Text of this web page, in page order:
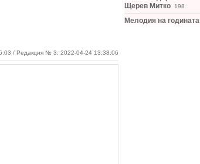
/ Редакция № 3: 2022-04-24 13:38:06
Щерев Митко 198
Мелодия на годината